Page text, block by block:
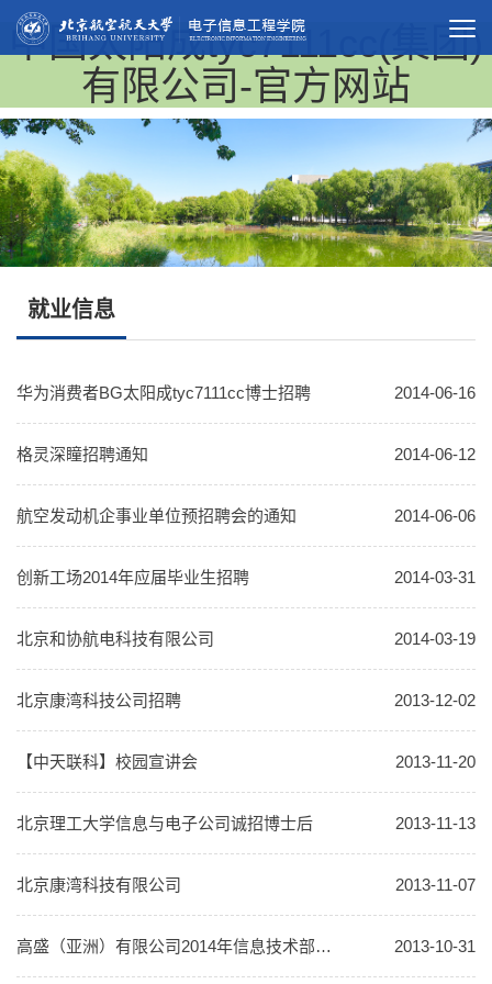
中国太阳成tyc7111cc(集团)
有限公司-官方网站
就业信息
华为消费者BG太阳成tyc7111cc博士招聘 2014-06-16
格灵深瞳招聘通知 2014-06-12
航空发动机企事业单位预招聘会的通知 2014-06-06
创新工场2014年应届毕业生招聘 2014-03-31
北京和协航电科技有限公司 2014-03-19
北京康湾科技公司招聘 2013-12-02
【中天联科】校园宣讲会 2013-11-20
北京理工大学信息与电子公司诚招博士后 2013-11-13
北京康湾科技有限公司 2013-11-07
高盛（亚洲）有限公司2014年信息技术部暑期实习校园招聘 2013-10-31